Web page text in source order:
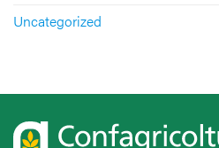
Uncategorized